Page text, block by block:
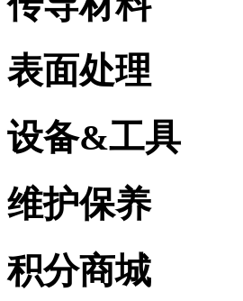
表面处理
设备&工具
维护保养
积分商城